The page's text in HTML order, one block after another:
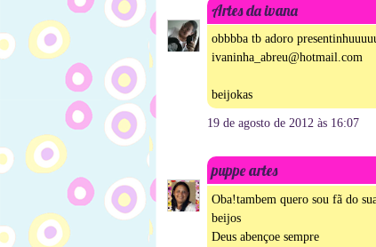
Artes da ivana
obbbba tb adoro
ivaninha_abreu@hotmail.com
beijokas
19 de agosto de 2012 às 16:07
puppe artes
Oba!tambem quero sou fã do
beijos
Deus abençoe sempre